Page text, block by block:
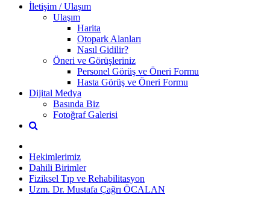
İletişim / Ulaşım
Ulaşım
Harita
Otopark Alanları
Nasıl Gidilir?
Öneri ve Görüşleriniz
Personel Görüş ve Öneri Formu
Hasta Görüş ve Öneri Formu
Dijital Medya
Basında Biz
Fotoğraf Galerisi
Hekimlerimiz
Dahili Birimler
Fiziksel Tıp ve Rehabilitasyon
Uzm. Dr. Mustafa Çağrı ÖCALAN